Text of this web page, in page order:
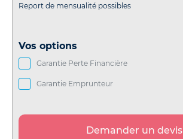
Report de mensualité possibles
Vos options
Garantie Perte Financière
Garantie Emprunteur
Demander un devis